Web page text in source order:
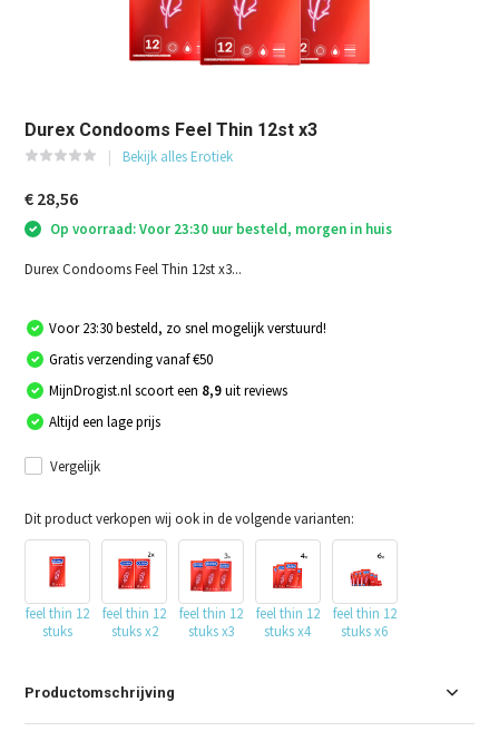
Durex Condooms Feel Thin 12st x3
Bekijk alles Erotiek
€ 28,56
Op voorraad: Voor 23:30 uur besteld, morgen in huis
Durex Condooms Feel Thin 12st x3...
Voor 23:30 besteld, zo snel mogelijk verstuurd!
Gratis verzending vanaf €50
MijnDrogist.nl scoort een 8,9uit reviews
Altijd een lage prijs
Vergelijk
Dit product verkopen wij ook in de volgende varianten:
feel thin 12
stuks
feel thin 12
stuks x2
feel thin 12
stuks x3
feel thin 12
stuks x4
feel thin 12
stuks x6
Productomschrijving